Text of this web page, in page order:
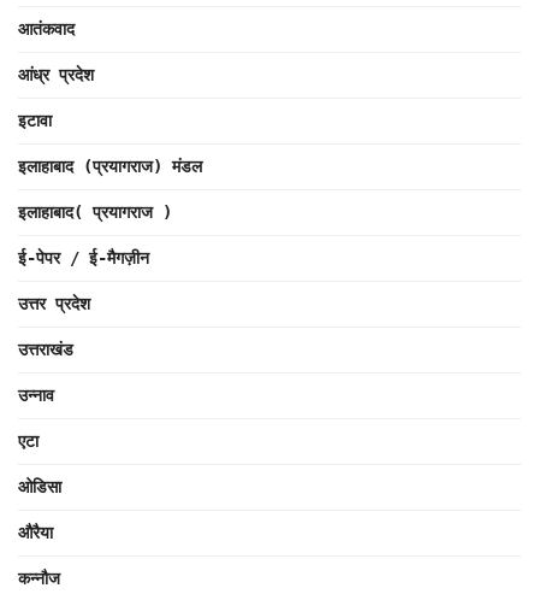
आतंकवाद
आंध्र प्रदेश
इटावा
इलाहाबाद (प्रयागराज) मंडल
इलाहाबाद( प्रयागराज )
ई-पेपर / ई-मैगज़ीन
उत्तर प्रदेश
उत्तराखंड
उन्नाव
एटा
ओडिसा
औरैया
कन्नौज